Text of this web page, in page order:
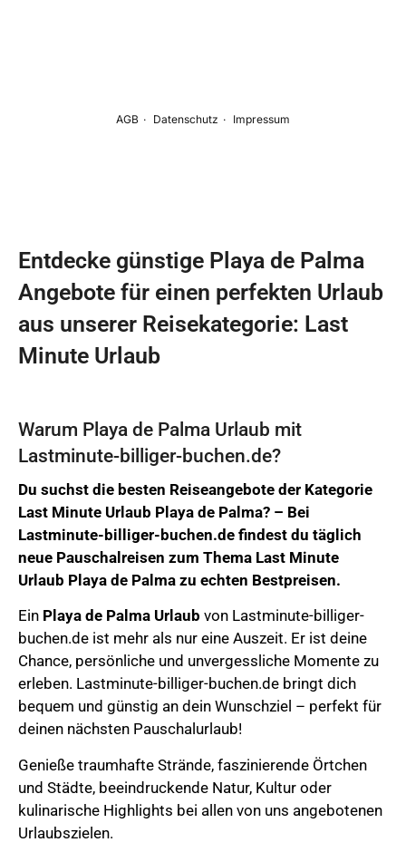
Entdecke günstige Playa de Palma
Angebote für einen perfekten Urlaub
aus unserer Reisekategorie: Last
Minute Urlaub
Warum Playa de Palma Urlaub mit
Lastminute-billiger-buchen.de?
Du suchst die besten Reiseangebote der Kategorie
Last Minute Urlaub Playa de Palma? – Bei
Lastminute-billiger-buchen.de findest du täglich
neue Pauschalreisen zum Thema Last Minute
Urlaub Playa de Palma zu echten Bestpreisen.
Ein Playa de Palma Urlaub von Lastminute-billiger-
buchen.de ist mehr als nur eine Auszeit. Er ist deine
Chance, persönliche und unvergessliche Momente zu
erleben. Lastminute-billiger-buchen.de bringt dich
bequem und günstig an dein Wunschziel – perfekt für
deinen nächsten Pauschalurlaub!
Genieße traumhafte Strände, faszinierende Örtchen
und Städte, beeindruckende Natur, Kultur oder
kulinarische Highlights bei allen von uns angebotenen
Urlaubszielen.